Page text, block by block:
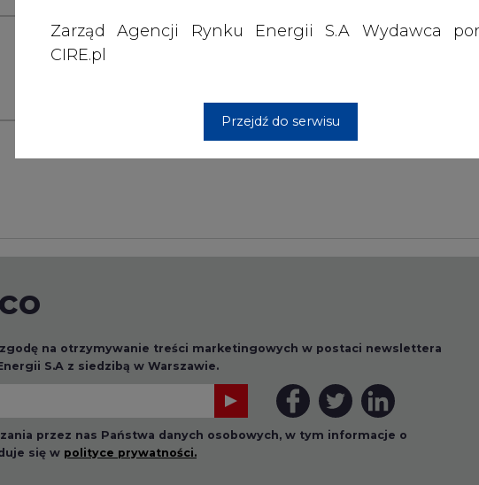
CIRE.pl
Przesłanie komentarza oznacza akceptację zasad korzystania
na otrzymywanie treści marketingowych w postaci newslettera
przez nas Państwa danych osobowych, w tym informacje o